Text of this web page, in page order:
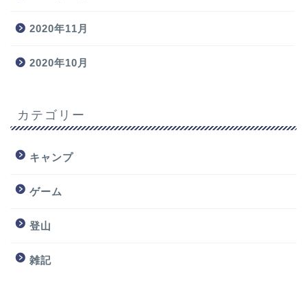
2020年11月
2020年10月
カテゴリー
キャンプ
ゲーム
登山
雑記